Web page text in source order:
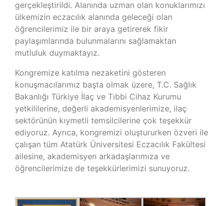
gerçekleştirildi. Alanında uzman olan konuklarımızı
ülkemizin eczacılık alanında geleceği olan
öğrencilerimiz ile bir araya getirerek fikir
paylaşımlarında bulunmalarını sağlamaktan
mutluluk duymaktayız.
Kongremize katılma nezaketini gösteren
konuşmacılarımız başta olmak üzere, T.C. Sağlık
Bakanlığı Türkiye İlaç ve Tıbbi Cihaz Kurumu
yetkililerine, değerli akademisyenlerimize, ilaç
sektörünün kıymetli temsilcilerine çok teşekkür
ediyoruz. Ayrıca, kongremizi oluştururken özveri ile
çalışan tüm Atatürk Üniversitesi Eczacılık Fakültesi
ailesine, akademisyen arkadaşlarımıza ve
öğrencilerimize de teşekkürlerimizi sunuyoruz.